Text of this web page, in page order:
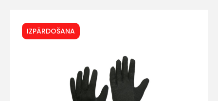
IZPĀRDOŠANA
Sazinies
+